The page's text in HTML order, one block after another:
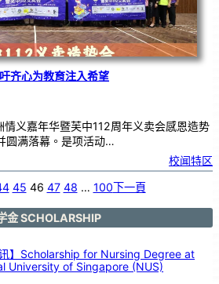
齐心为教育注入希望
义嘉年华暨芙中112周年义卖会感恩造势
圆满落幕。是项活动…
校闻特区
45 46 47 48 … 100下一頁
金 SCHOLARSHIP
讯】Scholarship for Nursing Degree at
University of Singapore (NUS)